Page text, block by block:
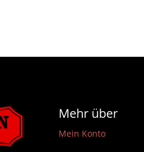
Mehr über
Mein Konto